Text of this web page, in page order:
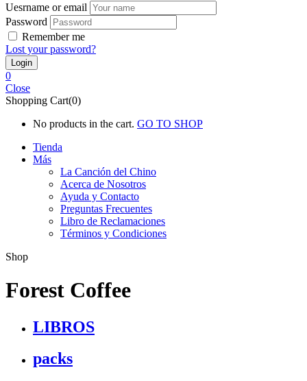
Uesrname or email
Password
Remember me
Lost your password?
0
Close
Shopping Cart(0)
No products in the cart. GO TO SHOP
Tienda
Más
La Canción del Chino
Acerca de Nosotros
Ayuda y Contacto
Preguntas Frecuentes
Libro de Reclamaciones
Términos y Condiciones
Shop
Forest Coffee
LIBROS
packs